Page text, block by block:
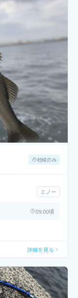
地域のみ
ミノー
09:00頃
詳細を見る